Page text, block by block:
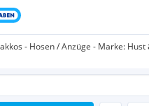
- Hosen / Anzüge - Marke: Hust